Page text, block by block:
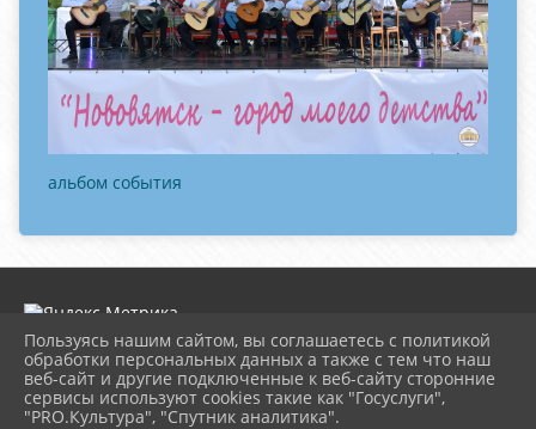
альбом события
2026 г. dk-rossiya.ru
Вход
Пользуясь нашим сайтом, вы соглашаетесь с политикой
обработки персональных данных а также с тем что наш
веб-сайт и другие подключенные к веб-сайту сторонние
сервисы используют cookies такие как "Госуслуги",
"PRO.Культура", "Спутник аналитика".